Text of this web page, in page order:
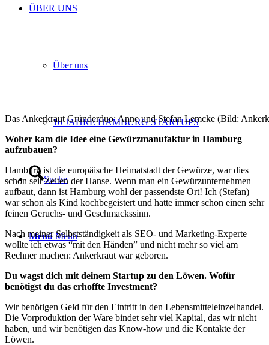
ÜBER UNS
Über uns
10 JAHRE HAMBURG STARTUPS
Suche
Menü Menü
Das Ankerkraut Gründerduo: Anne und Stefan Lemcke (Bild:
Woher kam die Idee eine Gewürzmanufaktur in Hamburg
aufzubauen?
Hamburg ist die europäische Heimatstadt der Gewürze, war dies
schon seit Zeiten der Hanse. Wenn man ein Gewürzunternehmen
aufbaut, dann ist Hamburg wohl der passendste Ort! Ich (Stefan)
war schon als Kind kochbegeistert und hatte immer schon einen sehr
feinen Geruchs- und Geschmackssinn.
Nach meiner Selbstständigkeit als SEO- und Marketing-Experte
wollte ich etwas “mit den Händen” und nicht mehr so viel am
Rechner machen: Ankerkraut war geboren.
Du wagst dich mit deinem Startup zu den Löwen. Wofür
benötigst du das erhoffte Investment?
Wir benötigen Geld für den Eintritt in den Lebensmitteleinzelhandel.
Die Vorproduktion der Ware bindet sehr viel Kapital, das wir nicht
haben, und wir benötigen das Know-how und die Kontakte der
Löwen.